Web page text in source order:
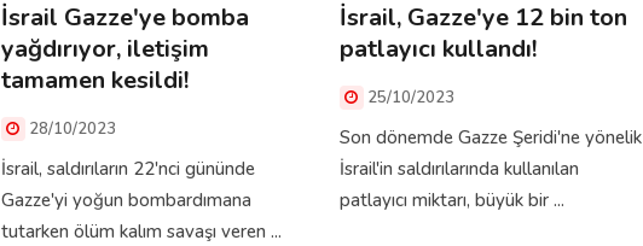
İsrail Gazze'ye bomba
yağdırıyor, iletişim
tamamen kesildi!
28/10/2023
İsrail, saldırıların 22'nci gününde
Gazze'yi yoğun bombardımana
tutarken ölüm kalım savaşı veren ...
İsrail, Gazze'ye 12 bin ton
patlayıcı kullandı!
25/10/2023
Son dönemde Gazze Şeridi'ne yönelik
İsrail'in saldırılarında kullanılan
patlayıcı miktarı, büyük bir ...